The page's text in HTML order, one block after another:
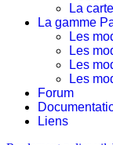
La
La gamme
Les
Les
Les
Les
Forum
Liens